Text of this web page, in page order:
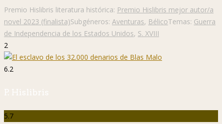
Premio Hislibris literatura histórica: Premio Hislibris mejor autor/a
novel 2023 (finalista)Subgéneros: Aventuras, BélicoTemas: Guerra
de Independencia de los Estados Unidos, S. XVIII
2
6.2
P. Hislibris
5.7